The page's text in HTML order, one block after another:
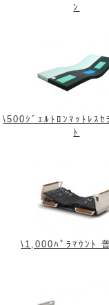
ﾝ
\500ｼﾞｪﾙﾄﾛﾝﾏｯﾄﾚｽｾ
ﾄ
\1,000ﾊﾟﾗﾏｳﾝﾄ